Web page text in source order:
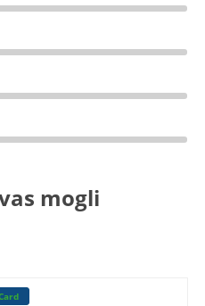
mogli